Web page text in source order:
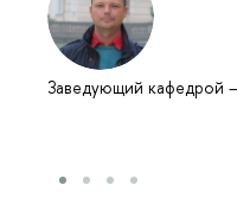
Заведующий кафедрой –